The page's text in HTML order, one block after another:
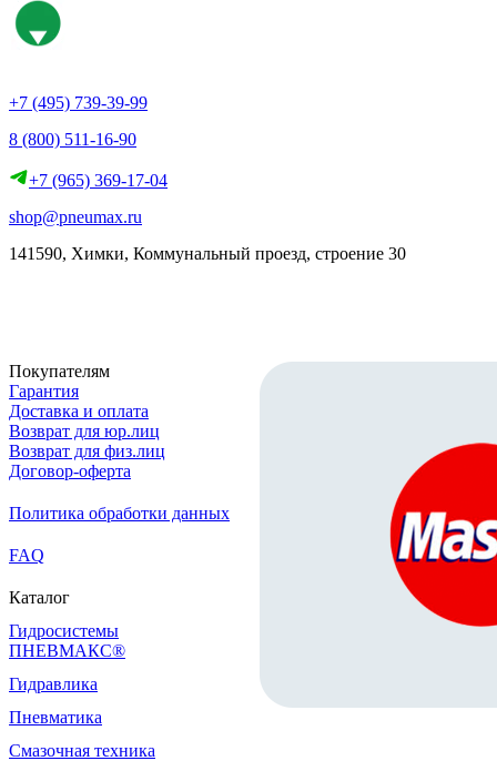
+7 (495) 739-39-99
8 (800) 511-16-90
+7 (965) 369-17-04
shop@pneumax.ru
141590, Химки, Коммунальный проезд, строение 30
Покупателям
Гарантия
Доставка и оплата
Возврат для юр.лиц
Возврат для физ.лиц
Договор-оферта
Политика обработки данных
FAQ
Каталог
Гидросистемы
ПНЕВМАКС®
Гидравлика
Пневматика
Смазочная техника